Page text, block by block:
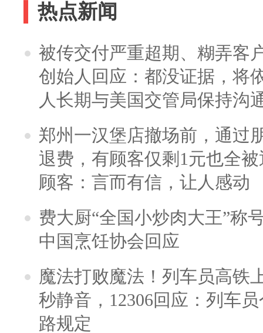
热点新闻
被传交付严重超期、糊弄客
创始人回应：都没证据，将
人长期与美国交管局保持沟
郑州一汉堡店撤场前，通过
退费，有顾客仅剩1元也全
顾客：言而有信，让人感动
费大厨“全国小炒肉大王”称
中国烹饪协会回应
魔法打败魔法！列车员高铁
秒静音，12306回应：列车
路规定